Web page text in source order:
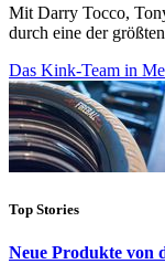
Mit Darry Tocco,
durch eine der
Das Kink-Team in
Top Stories
Neue Produkte von